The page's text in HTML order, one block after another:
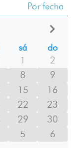
Por fecha
sá
do
1
2
8
9
15
16
22
23
29
30
5 6